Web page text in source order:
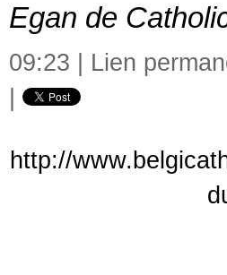
Egan de
09:23 | Lien
http://